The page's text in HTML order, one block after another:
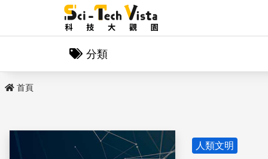
分類
首頁
人類文明